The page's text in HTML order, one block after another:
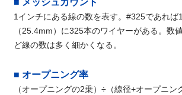
1インチにある線の数を表す。#325であれば
（25.4mm）に325本のワイヤーがある。数
ど線の数は多く細かくなる。
■ オープニング率
（オープニングの2乗）÷（線径+オープニン